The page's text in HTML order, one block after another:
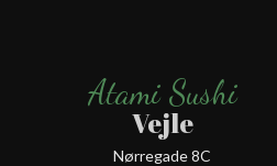
Atami Sushi
Vejle
Nørregade 8C